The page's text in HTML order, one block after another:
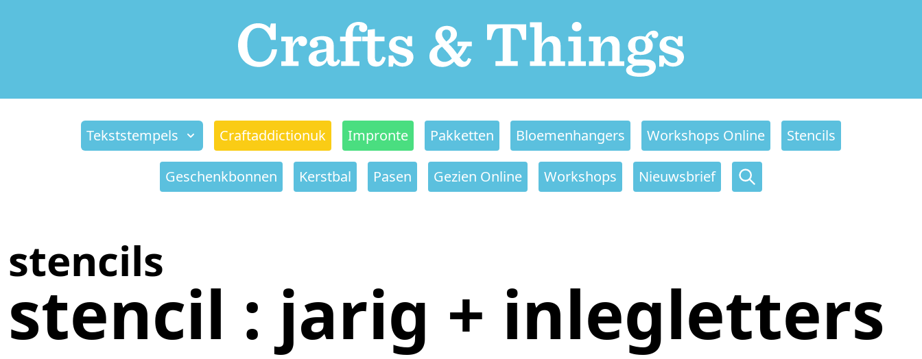
Tekststempels Craftaddictionuk Impronte Pakketten Bloemenhangers Workshops Online Stencils
Geschenkbonnen Kerstbal Pasen Gezien Online Workshops Nieuwsbrief
stencils
stencil : jarig + inlegletters